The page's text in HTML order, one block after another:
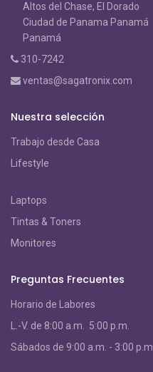
Altos del Chase, El Dorado
Ciudad de Panama Panamá
Panamá
310-7242
ventas@sagatronix.com
Nuestra selección
Trabajo desde Casa
Lifestyle
Laptops
Tintas & Toners
Monitores
Preguntas Frecuentes
Horario de Labores
L.-V. de 8:00 a.m. 5:00 p.m.
Sábados de 9:00 a.m. - 3:00 p.m.